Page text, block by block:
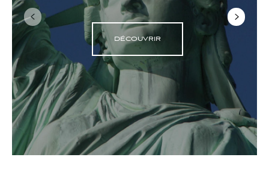
DÉCOUVRIR